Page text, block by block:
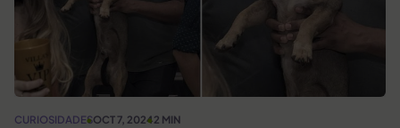
CURIOSIDADESOCT 7, 20242 MIN